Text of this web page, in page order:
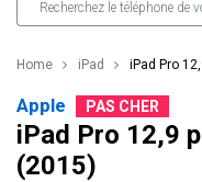
Home iPad iPad Pro
Apple PAS CHER
iPad Pro 12,9
(2015)